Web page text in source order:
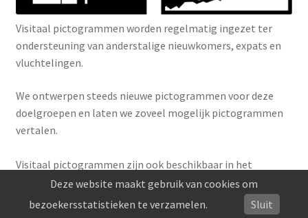
Visitaal pictogrammen worden regelmatig ingezet ter
ondersteuning van anderstalige nieuwkomers, expats en
vluchtelingen.
We ontwerpen steeds nieuwe pictogrammen voor deze
doelgroepen en laten we zoveel mogelijk pictogrammen
vertalen.
Visitaal pictogrammen zijn ook beschikbaar in het
Arabisch, Engels, Frans, Pools en Turks; met de
gebruiksvriendelijke software van Pictostudio kan iedereen
Deze website maakt gebruik van cookies om
bezoekersstatistieken te verzamelen.
Sluit